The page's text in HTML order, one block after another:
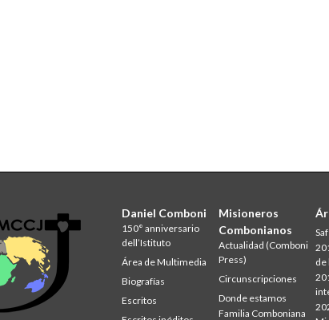
Daniel Comboni
150° anniversario
dell’Istituto
Área de Multimedia
Biografías
Escritos
Misioneros
Combonianos
Actualidad (Comboni
Press)
Circunscripciones
Donde estamos
Familia Comboniana
de